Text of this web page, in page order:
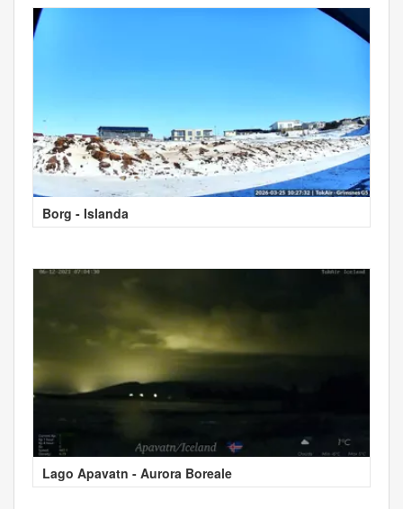
Borg - Islanda
Lago Apavatn - Aurora Boreale